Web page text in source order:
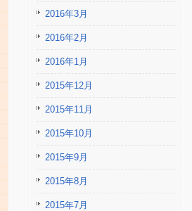
2016年3月
2016年2月
2016年1月
2015年12月
2015年11月
2015年10月
2015年9月
2015年8月
2015年7月